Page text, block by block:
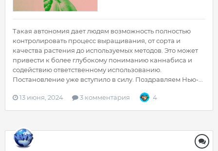
Такая автономия дает людям возможность полностью
контролировать процесс выращивания, от сорта и
качества растения до используемых методов. Это может
привести к более глубокому пониманию каннабиса и
содействию ответственному использованию.
Постановление уже вступило в силу. Поздравляем Нью-...
13 июня, 2024 3 комментария 4